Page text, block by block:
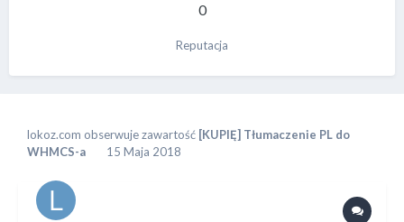
0
Reputacja
lokoz.com obserwuje zawartość [KUPIĘ] Tłumaczenie PL do
WHMCS-a
15 Maja 2018